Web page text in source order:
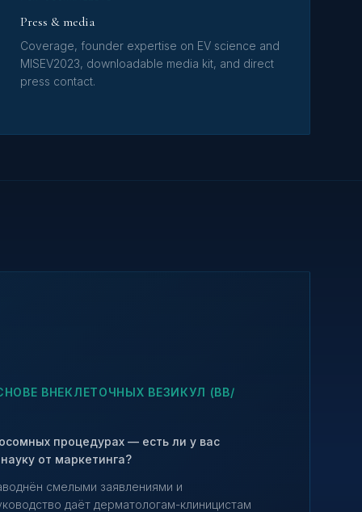
Press & media
Coverage, founder expertise on EV science and
MISEV2023, downloadable media kit, and direct
press contact.
ВНЕКЛЕТОЧНЫХ ВЕЗИКУЛ (ВВ/
процедурах — есть ли у вас
от маркетинга?
смелыми заявлениями и
даёт дерматологам-клиницистам